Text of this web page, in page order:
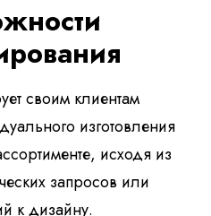
своим клиентам
изготовления
исходя из
запросов или
к дизайну.